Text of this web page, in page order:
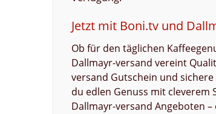
Jetzt mit Boni.tv und
Ob für den täglichen
Dallmayr-versand vereint
versand Gutschein und
du edlen Genuss mit
Dallmayr-versand Angeboten –